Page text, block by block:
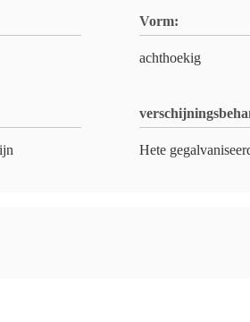
Vorm:
achthoekig
Hete